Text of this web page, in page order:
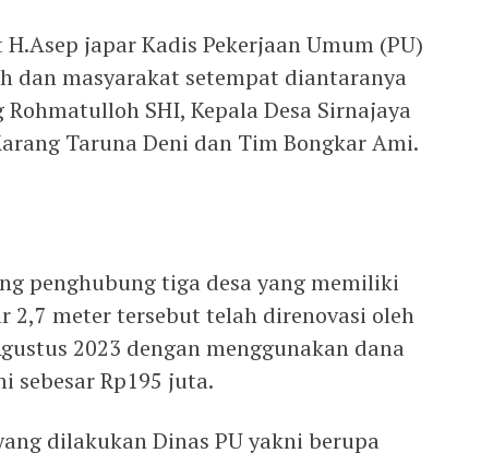
japar Kadis Pekerjaan Umum (PU)
dan masyarakat setempat diantaranya
SHI, Kepala Desa Sirnajaya
Taruna Deni dan Tim Bongkar Ami.
penghubung tiga desa yang memiliki
2,7 meter tersebut telah direnovasi oleh
2023 dengan menggunakan dana
sebesar Rp195 juta.
dilakukan Dinas PU yakni berupa